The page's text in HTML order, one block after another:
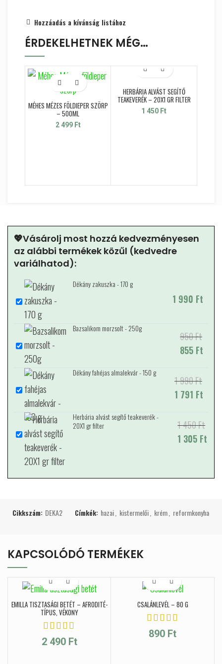
Hozzáadás a kívánság listához
ÉRDEKELHETNEK MÉG…
MÉHES MÉZES FÖLDIEPER SZÖRP
– 500ML
2 499 Ft
HERBÁRIA ALVÁST SEGÍTŐ
TEAKEVERÉK – 20X1 GR FILTER
1 450 Ft
💖Vásárolj most hozzá kedvezményesen
az alábbi termékek közűl (kedvedre
variálhatod):
Dékány zakuszka - 170 g
1 990 Ft
Bazsalikom morzsolt - 250g
950Ft
Original price
was: 950 Ft.
855 Ft
Current price
is: 855 Ft.
Dékány fahéjas almalekvár - 150 g
1 990Ft
Original price
was: 1 990 Ft.
1 791 Ft
Current price is:
1 791 Ft.
Herbária alvást segítő teakeverék -
20X1 gr filter
1 450Ft
Original price
was: 1 450 Ft.
1 305 Ft
Current price
is: 1 305 Ft.
Cikkszám: DEKA2 Címkék: hazai kistermelői krém reformkonyha
KAPCSOLÓDÓ TERMÉKEK
EMILLA TISZTASÁGI BETÉT – AFRODITÉ-
TÍPUS, VÉKONY
2 490 Ft
CSALÁNLEVÉL – 80 G
890 Ft